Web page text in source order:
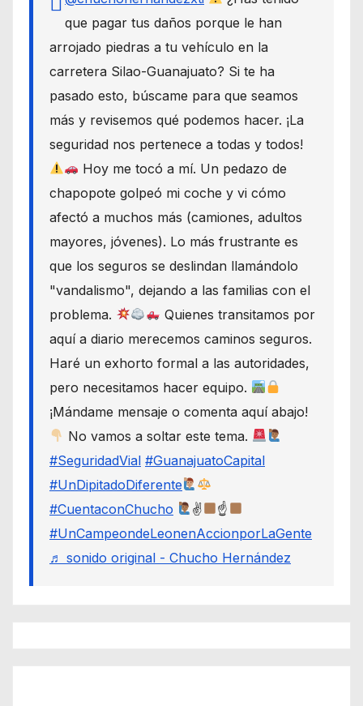
que pagar tus daños porque le han
arrojado piedras a tu vehículo en la
carretera Silao-Guanajuato? Si te ha
pasado esto, búscame para que seamos
más y revisemos qué podemos hacer. ¡La
seguridad nos pertenece a todas y todos!
Hoy me tocó a mí. Un pedazo de
chapopote golpeó mi coche y vi cómo
afectó a muchos más (camiones, adultos
mayores, jóvenes). Lo más frustrante es
que los seguros se deslindan llamándolo
"vandalismo", dejando a las familias con el
problema.
Quienes transitamos por
aquí a diario merecemos caminos seguros.
Haré un exhorto formal a las autoridades,
pero necesitamos hacer equipo.
¡Mándame mensaje o comenta aquí abajo!
No vamos a soltar este tema.
#SeguridadVial #GuanajuatoCapital
#UnDipitadoDiferente
#CuentaconChucho
✌
☝
#UnCampeondeLeonenAccionporLaGente
♬ sonido original - Chucho Hernández